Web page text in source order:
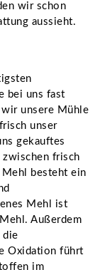
wir schon
aussieht.
bei uns fast
unsere Mühle
unser
gekauftes
frisch
besteht ein
Mehl ist
Außerdem
die
Oxidation führt
im